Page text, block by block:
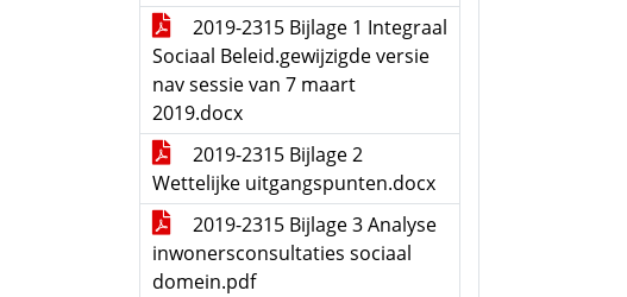
2019-2315 Bijlage 1 Integraal
Sociaal Beleid.gewijzigde versie
nav sessie van 7 maart
2019.docx
2019-2315 Bijlage 2
Wettelijke uitgangspunten.docx
2019-2315 Bijlage 3 Analyse
inwonersconsultaties sociaal
domein.pdf